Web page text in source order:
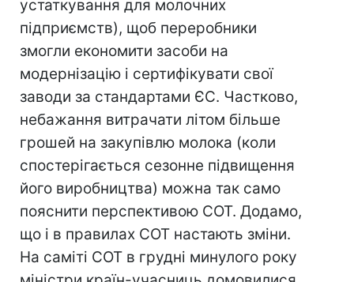
устаткування для молочних
підприємств), щоб переробники
змогли економити засоби на
модернізацію і сертифікувати свої
заводи за стандартами ЄС. Частково,
небажання витрачати літом більше
грошей на закупівлю молока (коли
спостерігається сезонне підвищення
його виробництва) можна так само
пояснити перспективою СОТ. Додамо,
що і в правилах СОТ настають зміни.
На саміті СОТ в грудні минулого року